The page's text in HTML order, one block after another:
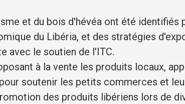
et du bois d'hévéa ont été identifiés
du Libéria, et des stratégies
avec le soutien de l'ITC.
à la vente les produits locaux,
soutenir les petits commerces et
des produits libériens lors de